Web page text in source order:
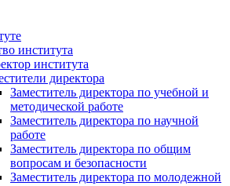
института
института
директора
Заместитель директора по учебной и
методической работе
Заместитель директора по научной
работе
Заместитель директора по общим
вопросам и безопасности
Заместитель директора по молодежной